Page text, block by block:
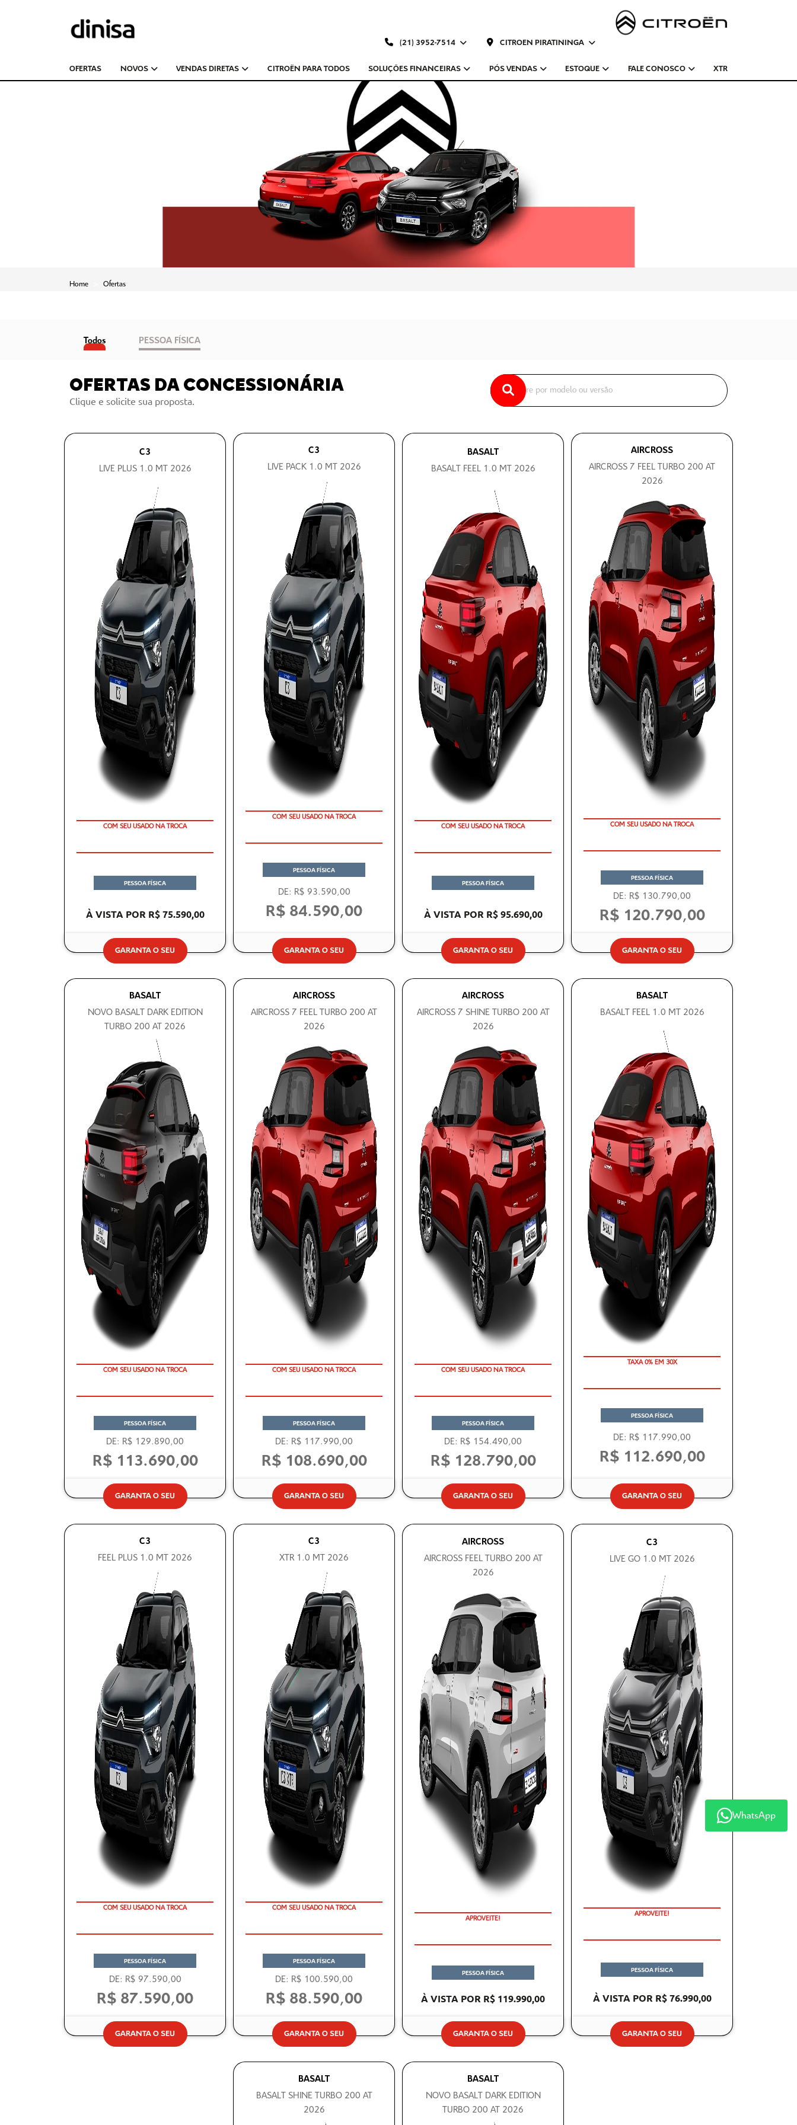
(21) 3952-7514 CITROEN PIRATININGA
OFERTAS NOVOS VENDAS DIRETAS CITROËN PARA TODOS SOLUÇÕES FINANCEIRAS PÓS VENDAS ESTOQUE FALE CONOSCO XTR
Home Ofertas
Todos PESSOA FÍSICA
OFERTAS DA CONCESSIONÁRIA
Clique e solicite sua proposta.
C3
LIVE PLUS 1.0 MT 2026
COM SEU USADO NA TROCA
À VISTA POR R$ 75.590,00
PESSOA FÍSICA
GARANTA O SEU
C3
LIVE PACK 1.0 MT 2026
PESSOA FÍSICA
DE: R$ 93.590,00
R$ 84.590,00
GARANTA O SEU
BASALT
BASALT FEEL 1.0 MT 2026
À VISTA POR R$ 95.690,00
PESSOA FÍSICA
GARANTA O SEU
AIRCROSS
AIRCROSS 7 FEEL TURBO 200 AT
2026
PESSOA FÍSICA
DE: R$ 130.790,00
R$ 120.790,00
GARANTA O SEU
BASALT
NOVO BASALT DARK EDITION
TURBO 200 AT 2026
PESSOA FÍSICA
DE: R$ 129.890,00
R$ 113.690,00
GARANTA O SEU
AIRCROSS
AIRCROSS 7 FEEL TURBO 200 AT
2026
PESSOA FÍSICA
DE: R$ 117.990,00
R$ 108.690,00
GARANTA O SEU
AIRCROSS
AIRCROSS 7 SHINE TURBO 200 AT
2026
PESSOA FÍSICA
DE: R$ 154.490,00
R$ 128.790,00
GARANTA O SEU
BASALT
BASALT FEEL 1.0 MT 2026
TAXA 0% EM 30X
PESSOA FÍSICA
DE: R$ 117.990,00
R$ 112.690,00
GARANTA O SEU
C3
FEEL PLUS 1.0 MT 2026
PESSOA FÍSICA
DE: R$ 97.590,00
R$ 87.590,00
GARANTA O SEU
C3
XTR 1.0 MT 2026
COM SEU USADO NA TROCA
PESSOA FÍSICA
DE: R$ 100.590,00
R$ 88.590,00
GARANTA O SEU
AIRCROSS
AIRCROSS FEEL TURBO 200 AT
2026
APROVEITE!
À VISTA POR R$ 119.990,00
PESSOA FÍSICA
GARANTA O SEU
C3
LIVE GO 1.0 MT 2026
APROVEITE!
À VISTA POR R$ 76.990,00
PESSOA FÍSICA
GARANTA O SEU
BASALT
BASALT SHINE TURBO 200 AT
2026
BASALT
NOVO BASALT DARK EDITION
TURBO 200 AT 2026
WhatsApp